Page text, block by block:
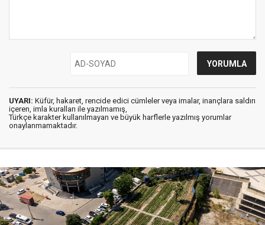
UYARI: Küfür, hakaret, rencide edici cümleler veya imalar, inançlara saldırı
içeren, imla kuralları ile yazılmamış,
Türkçe karakter kullanılmayan ve büyük harflerle yazılmış yorumlar
onaylanmamaktadır.